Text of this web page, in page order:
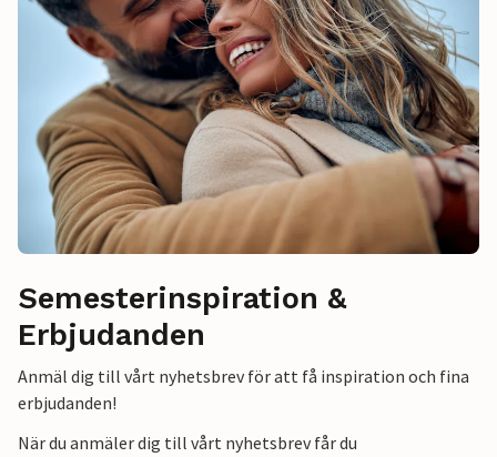
Semesterinspiration &
Erbjudanden
Anmäl dig till vårt nyhetsbrev för att få inspiration och fina
erbjudanden!
När du anmäler dig till vårt nyhetsbrev får du